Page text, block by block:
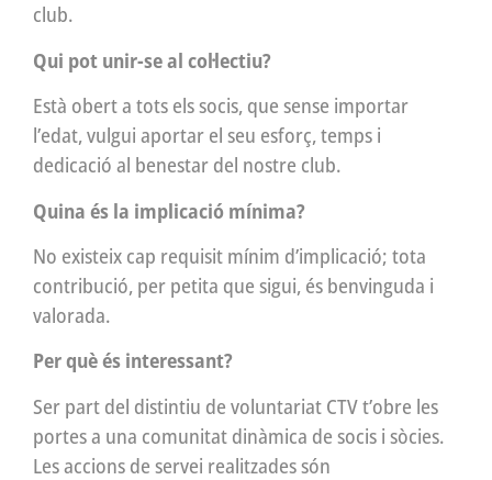
club.
Qui pot unir-se al col·lectiu?
Està obert a tots els socis, que sense importar
l’edat, vulgui aportar el seu esforç, temps i
dedicació al benestar del nostre club.
Quina és la implicació mínima?
No existeix cap requisit mínim d’implicació; tota
contribució, per petita que sigui, és benvinguda i
valorada.
Per què és interessant?
Ser part del distintiu de voluntariat CTV t’obre les
portes a una comunitat dinàmica de socis i sòcies.
Les accions de servei realitzades són